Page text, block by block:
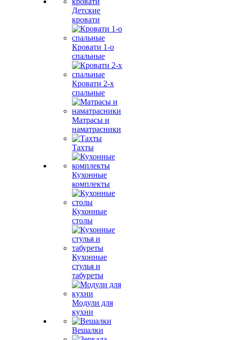
Детские
кровати
Кровати 1-о
спальные
Кровати 2-х
спальные
Матрасы и
наматрасники
Тахты
Кухонные
комплекты
Кухонные
столы
Кухонные
стулья и
табуреты
Модули для
кухни
Вешалки